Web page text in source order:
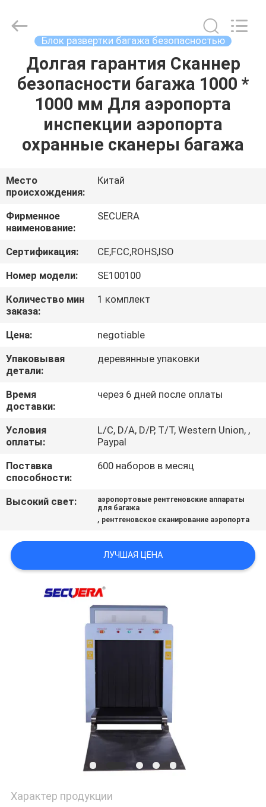
ДОМ
ПРОДУКТЫ
ПУТЕШЕСТВИЕ
ФАБРИКИ
ПРОВЕРКА
КАЧЕСТВА
СВЯЖИТЕСЬ
МЫ
СПРОСИТЕ
ЦИТАТУ
КАРТА
САЙТА
POLICY
Rights
Reserved.
Блок развертки багажа безопасностью
Долгая гарантия Сканнер
безопасности багажа 1000 *
1000 мм Для аэропорта
инспекции аэропорта
охранные сканеры багажа
Место
происхождения:
Китай
Фирменное
наименование:
SECUERA
Сертификация:
CE,FCC,ROHS,ISO
Номер модели:
SE100100
Количество мин
заказа:
1 комплект
Цена:
negotiable
Упаковывая
детали:
деревянные упаковки
Время
доставки:
через 6 дней после оплаты
Условия
оплаты:
L/C, D/A, D/P, T/T, Western Union, ,
Paypal
Поставка
способности:
600 наборов в месяц
Высокий свет:
аэропортовые рентгеновские аппараты
для багажа
, рентгеновское сканирование аэропорта
ЛУЧШАЯ ЦЕНА
Характер продукции